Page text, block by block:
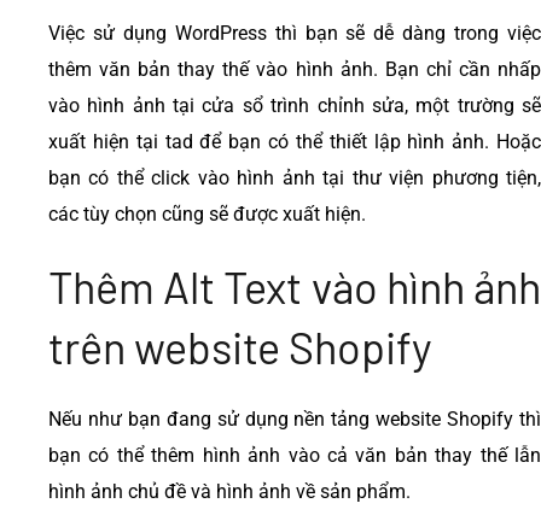
Việc sử dụng WordPress thì bạn sẽ dễ dàng trong việc
thêm văn bản thay thế vào hình ảnh. Bạn chỉ cần nhấp
vào hình ảnh tại cửa sổ trình chỉnh sửa, một trường sẽ
xuất hiện tại tad để bạn có thể thiết lập hình ảnh. Hoặc
bạn có thể click vào hình ảnh tại thư viện phương tiện,
các tùy chọn cũng sẽ được xuất hiện.
Thêm Alt Text vào hình ảnh
trên website Shopify
Nếu như bạn đang sử dụng nền tảng website Shopify thì
bạn có thể thêm hình ảnh vào cả văn bản thay thế lẫn
hình ảnh chủ đề và hình ảnh về sản phẩm.